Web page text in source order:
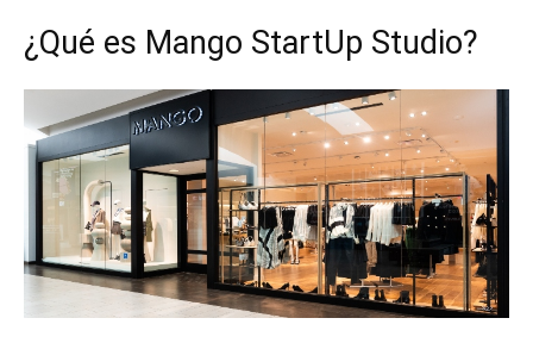
¿Qué es Mango StartUp Studio?